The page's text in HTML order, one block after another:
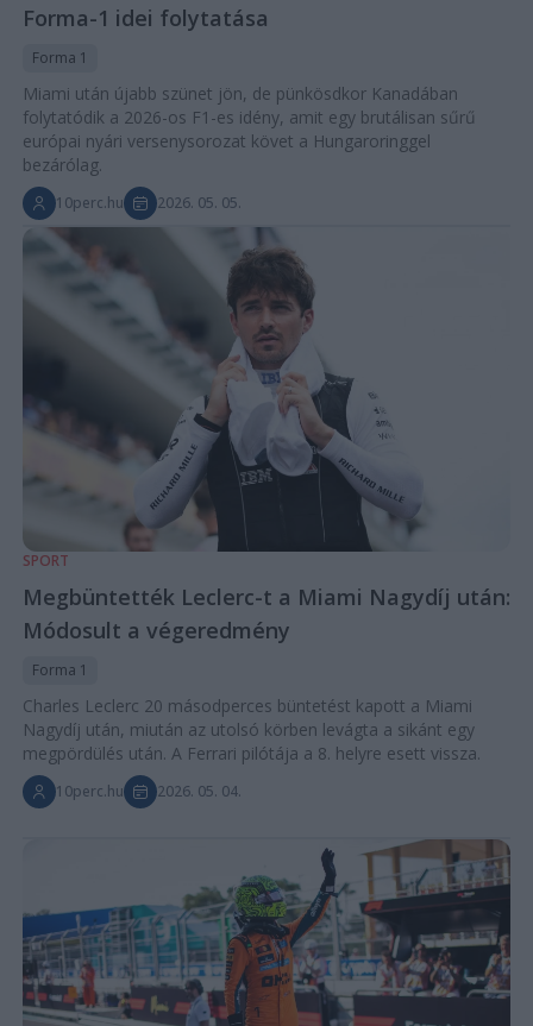
Forma-1 idei folytatása
Forma 1
Miami után újabb szünet jön, de pünkösdkor Kanadában
folytatódik a 2026-os F1-es idény, amit egy brutálisan sűrű
európai nyári versenysorozat követ a Hungaroringgel
bezárólag.
10perc.hu 2026. 05. 05.
SPORT
Megbüntették Leclerc-t a Miami Nagydíj után:
Módosult a végeredmény
Forma 1
Charles Leclerc 20 másodperces büntetést kapott a Miami
Nagydíj után, miután az utolsó körben levágta a sikánt egy
megpördülés után. A Ferrari pilótája a 8. helyre esett vissza.
10perc.hu 2026. 05. 04.